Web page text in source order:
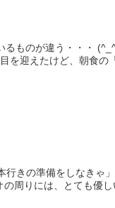
ものが違う・・・
を迎えたけど、朝食の
きの準備をしなきゃ
周りには、とても優